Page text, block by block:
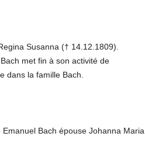
Susanna († 14.12.1809).
met fin à son activité de
dans la famille Bach.
Bach épouse Johanna Maria